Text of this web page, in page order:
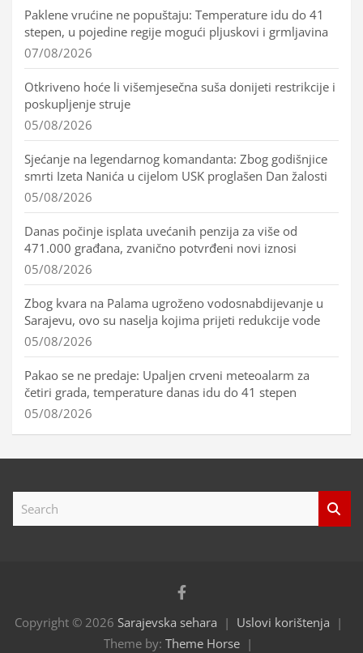
Paklene vrućine ne popuštaju: Temperature idu do 41
stepen, u pojedine regije mogući pljuskovi i grmljavina
07/08/2026
Otkriveno hoće li višemjesečna suša donijeti restrikcije i
poskupljenje struje
05/08/2026
Sjećanje na legendarnog komandanta: Zbog godišnjice
smrti Izeta Nanića u cijelom USK proglašen Dan žalosti
05/08/2026
Danas počinje isplata uvećanih penzija za više od
471.000 građana, zvanično potvrđeni novi iznosi
05/08/2026
Zbog kvara na Palama ugroženo vodosnabdijevanje u
Sarajevu, ovo su naselja kojima prijeti redukcije vode
05/08/2026
Pakao se ne predaje: Upaljen crveni meteoalarm za
četiri grada, temperature danas idu do 41 stepen
05/08/2026
Copyright © 2026 Sarajevska sehara
Uslovi korištenja
Theme by: Theme Horse